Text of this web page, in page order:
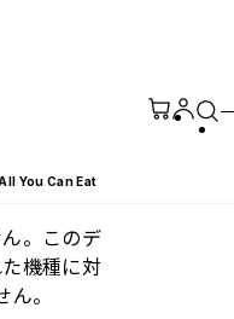
You Can Eat
。このデ
機種に対
。